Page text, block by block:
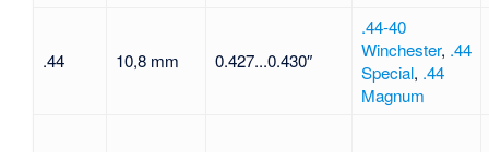
.44 10,8 mm 0.427...0.430″
.44-40
Winchester, .44
Special, .44
Magnum